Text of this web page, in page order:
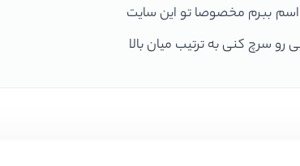
ببرم مخصوصا تو این سایت
رو سرچ کنی به ترتیب میان بالا